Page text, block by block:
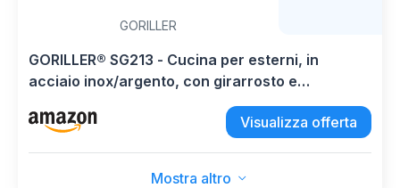
GORILLER
GORILLER® SG213 - Cucina per esterni, in
acciaio inox/argento, con girarrosto e
Visualizza offerta
Mostra altro